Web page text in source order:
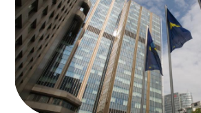
Online-Services
Suche
Language